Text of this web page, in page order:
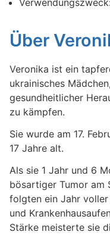
Über
Veronika ist ein
ukrainisches
gesundheitlicher
zu kämpfen.
Sie wurde am 17.
17 Jahre alt.
Als sie 1 Jahr und 6
bösartiger Tumor am
folgten ein Jahr
und
Stärke meisterte sie